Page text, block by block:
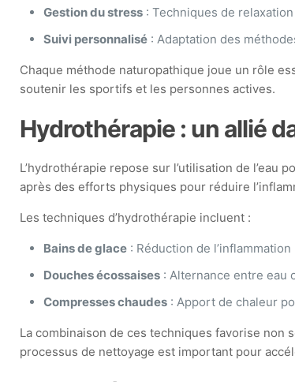
Gestion du stress : Techniques de
Suivi personnalisé : Adaptation des
Chaque méthode naturopathique joue un rôle
soutenir les sportifs et les personnes actives.
Hydrothérapie : un allié
L’hydrothérapie repose sur l’utilisation de
après des efforts physiques pour réduire
Les techniques d’hydrothérapie incluent :
Bains de glace : Réduction de
Douches écossaises : Alternance entre eau
Compresses chaudes : Apport de chaleur
La combinaison de ces techniques favorise non
processus de nettoyage est important pour